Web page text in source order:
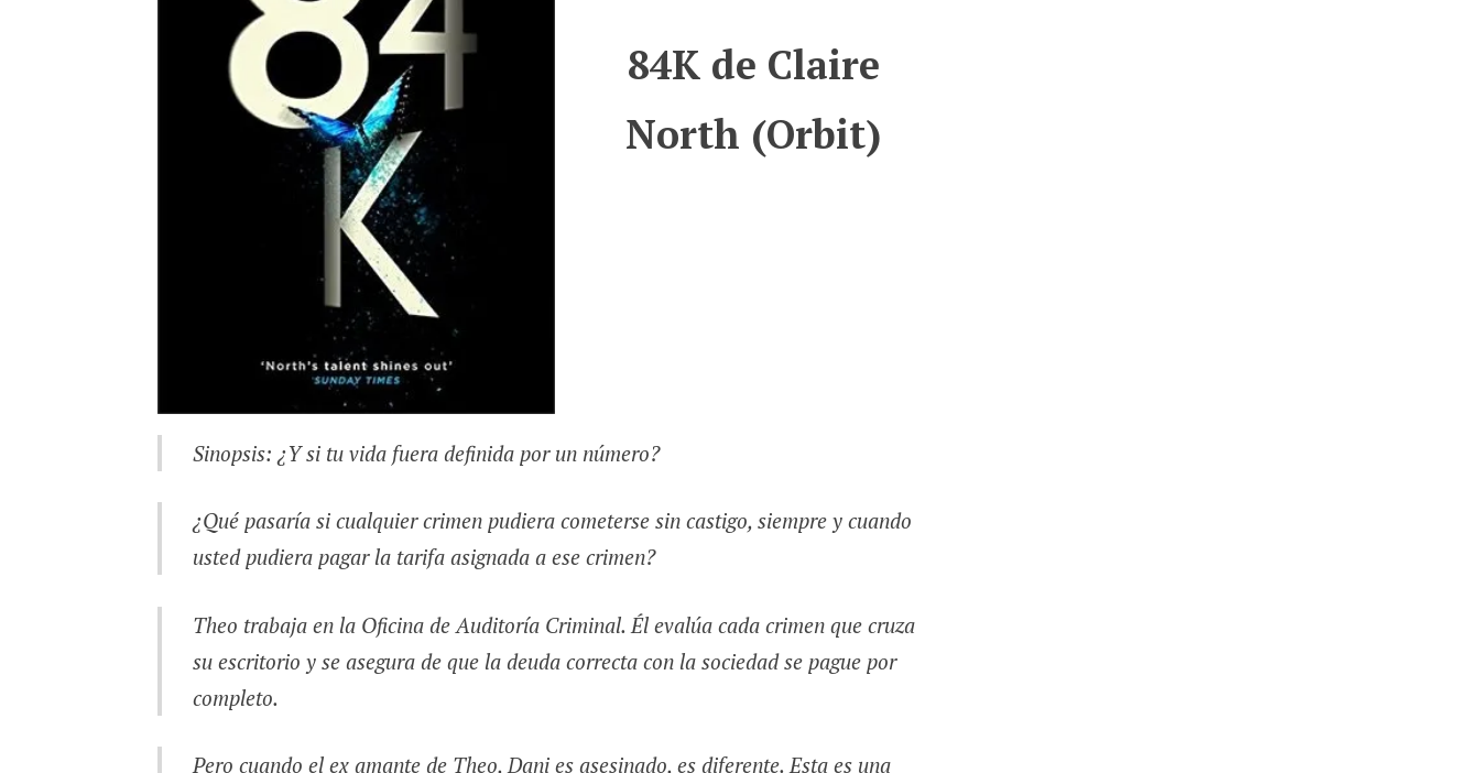
84K de Claire
North (Orbit)
Sinopsis: ¿Y si tu vida fuera definida por un número?
¿Qué pasaría si cualquier crimen pudiera cometerse sin castigo, siempre y cuando
usted pudiera pagar la tarifa asignada a ese crimen?
Theo trabaja en la Oficina de Auditoría Criminal. Él evalúa cada crimen que cruza
su escritorio y se asegura de que la deuda correcta con la sociedad se pague por
completo.
Pero cuando el ex amante de Theo, Dani es asesinado, es diferente. Esta es una